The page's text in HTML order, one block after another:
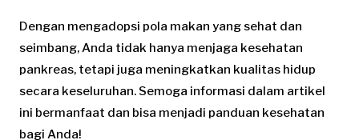
Dengan mengadopsi pola makan yang sehat dan
seimbang, Anda tidak hanya menjaga kesehatan
pankreas, tetapi juga meningkatkan kualitas hidup
secara keseluruhan. Semoga informasi dalam artikel
ini bermanfaat dan bisa menjadi panduan kesehatan
bagi Anda!